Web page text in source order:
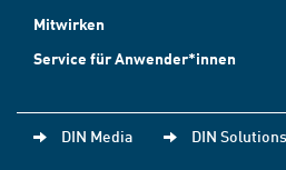
Mitwirken
Service für Anwender*innen
DIN Media DIN Solutions